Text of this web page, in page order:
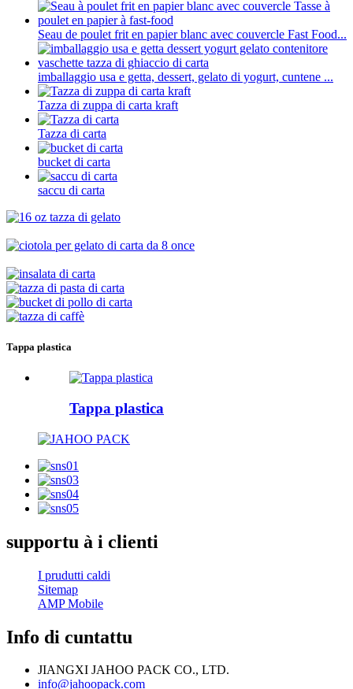
Seau de poulet frit en papier blanc avec couvercle Fast Food...
imballaggio usa e getta, dessert, gelato di yogurt, cuntene ...
Tazza di zuppa di carta kraft
Tazza di carta
bucket di carta
saccu di carta
Tappa plastica
Tappa plastica
supportu à i clienti
I prudutti caldi
Sitemap
AMP Mobile
Info di cuntattu
JIANGXI JAHOO PACK CO., LTD.
info@jahoopack.com